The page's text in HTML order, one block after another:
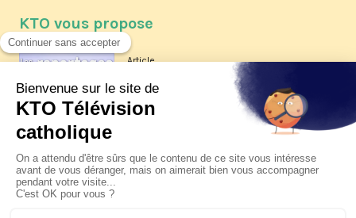
KTO vous propose
Article
Les reportages d'été 2026 de KTO
La visite pastorale du pape Léon
XIV à Assise à suivre sur KTO le
jeudi 6 août